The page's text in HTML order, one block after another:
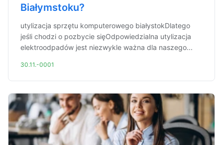
Białymstoku?
utylizacja sprzętu komputerowego białystokDlatego
jeśli chodzi o pozbycie sięOdpowiedzialna utylizacja
elektroodpadów jest niezwykle ważna dla naszego...
30.11.-0001